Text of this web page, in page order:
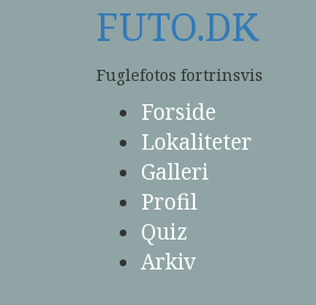
FUTO.DK
Fuglefotos fortrinsvis
Forside
Lokaliteter
Galleri
Profil
Quiz
Arkiv